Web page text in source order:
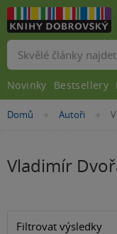
Nacházíte
Domů »Autoři »
Vladimír
Filtrovat výsledky
Vyhledávání
Novinky Bestsellery